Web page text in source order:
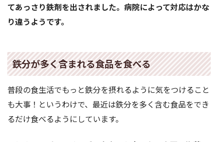
てあっさり鉄剤を出されました。病院によって対応はかな
り違うようです。
鉄分が多く含まれる食品を食べる
普段の食生活でもっと鉄分を摂れるように気をつけること
も大事！というわけで、最近は鉄分を多く含む食品をでき
るだけ食べるようにしています。